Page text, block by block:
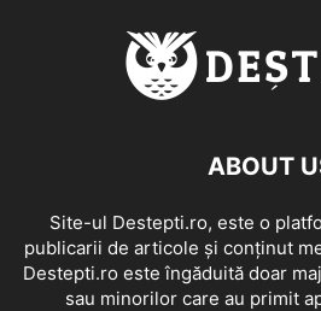
ABOUT
Site-ul Destepti.ro, este o
publicarii de articole și conținut
Destepti.ro este îngăduită doar
sau minorilor care au primit